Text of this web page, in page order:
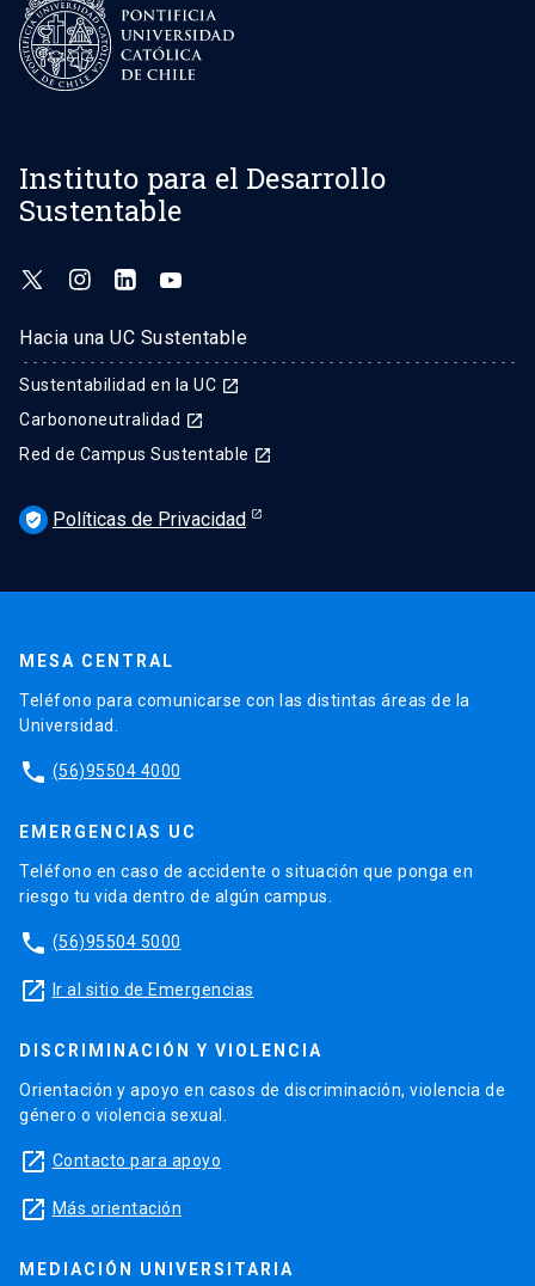
Instituto para el Desarrollo
Sustentable
Hacia una UC Sustentable
Sustentabilidad en la UC launch
Carbononeutralidad launch
Red de Campus Sustentable launch
verified_user Políticas de Privacidad
MESA CENTRAL
Teléfono para comunicarse con las distintas áreas de la
Universidad.
phone (56)95504 4000
EMERGENCIAS UC
Teléfono en caso de accidente o situación que ponga en
riesgo tu vida dentro de algún campus.
phone (56)95504 5000
launch Ir al sitio de Emergencias
DISCRIMINACIÓN Y VIOLENCIA
Orientación y apoyo en casos de discriminación, violencia de
género o violencia sexual.
launch Contacto para apoyo
launch Más orientación
MEDIACIÓN UNIVERSITARIA